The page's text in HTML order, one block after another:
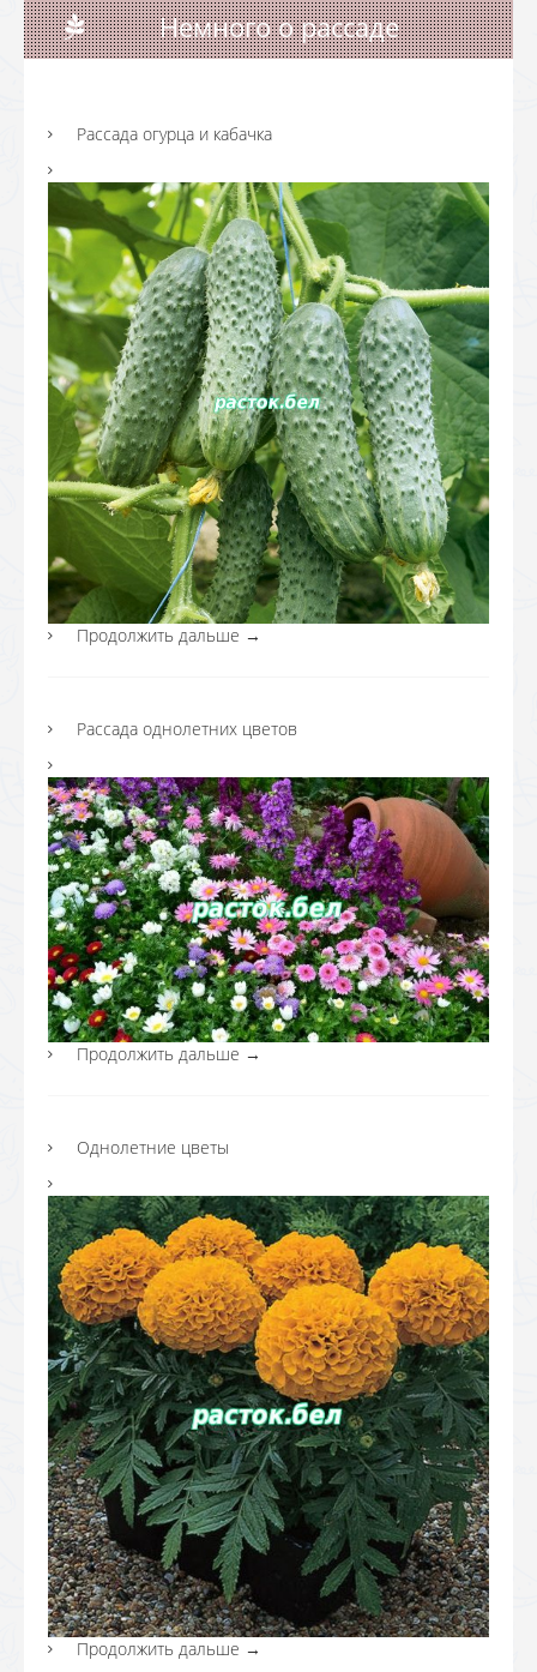
Немного о рассаде
Рассада огурца и кабачка
Продолжить дальше →
Рассада однолетних цветов
Продолжить дальше →
Однолетние цветы
Продолжить дальше →